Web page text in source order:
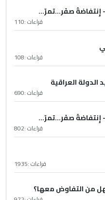
- إِنتفاضةُ صفَر…تمرّ...
قراءات :110
قراءات :108
العراقية
قراءات :690
- إِنتفاضةُ صفَر…تمرّ...
قراءات :802
قراءات :1935
من التفاوض معها؟